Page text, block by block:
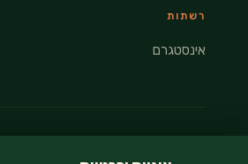
רשתות
אינסטגרם